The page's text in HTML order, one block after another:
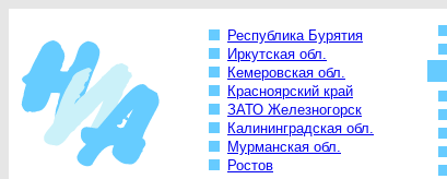
Республика Бурятия
Иркутская обл.
Кемеровская обл.
Красноярский край
ЗАТО Железногорск
Калининградская обл.
Мурманская обл.
Ростов